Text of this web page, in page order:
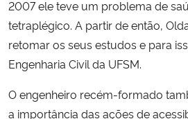
2007 ele teve um problema de
tetraplégico. A partir de então,
retomar os seus estudos e para
Engenharia Civil da UFSM.
O engenheiro recém-formado
a importância das ações de